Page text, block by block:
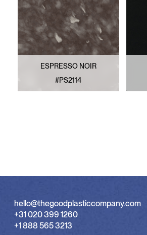
ESPRESSO NOIR
#PS2114
hello@thegoodplasticcompany.com
+31 020 399 1260
+1 888 565 3213